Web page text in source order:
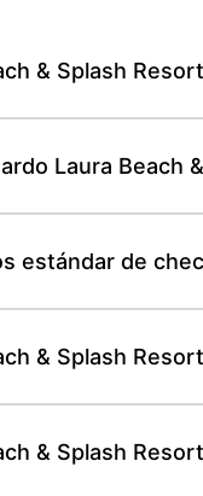
& Splash
Laura Beach
estándar de
& Splash
& Splash